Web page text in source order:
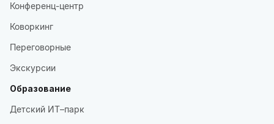
Конференц-центр
Коворкинг
Переговорные
Экскурсии
Образование
Детский ИТ–парк